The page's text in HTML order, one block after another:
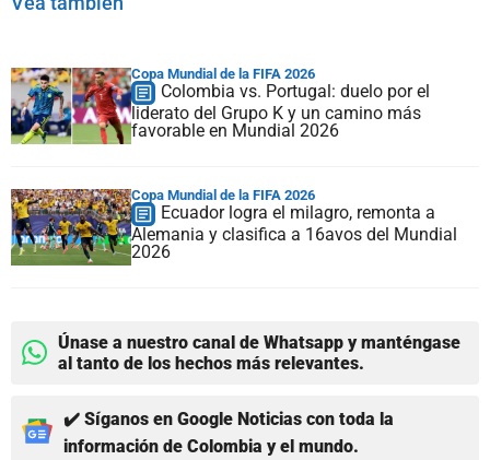
Copa Mundial de la FIFA 2026
Colombia vs. Portugal: duelo por el
liderato del Grupo K y un camino más
favorable en Mundial 2026
Copa Mundial de la FIFA 2026
Ecuador logra el milagro, remonta a
Alemania y clasifica a 16avos del Mundial
2026
Únase a nuestro canal de Whatsapp y manténgase
al tanto de los hechos más relevantes.
✔️ Síganos en Google Noticias con toda la
información de Colombia y el mundo.